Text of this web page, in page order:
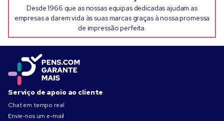
Desde 1966 que as nossas equipas dedicadas ajudam as
empresas a darem vida às suas marcas graças à nossa promessa
de impressão perfeita.
Serviço de apoio ao cliente
Chat em tempo real
Envie-nos um e-mail